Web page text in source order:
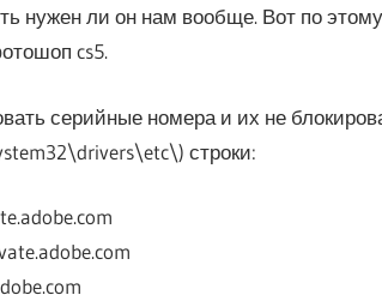
нужен ли он нам вообще. Вот по
cs5.
серийные номера и их не
строки: